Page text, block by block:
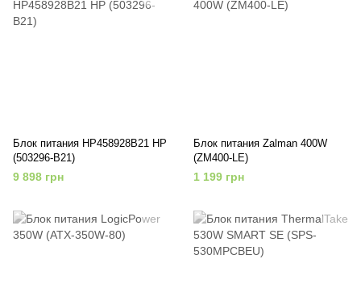
Блок питания HP458928B21 HP
(503296-B21)
9 898 грн
Блок питания Zalman 400W
(ZM400-LE)
1 199 грн